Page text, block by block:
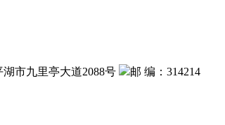
市九里亭大道2088号 邮 编：314214